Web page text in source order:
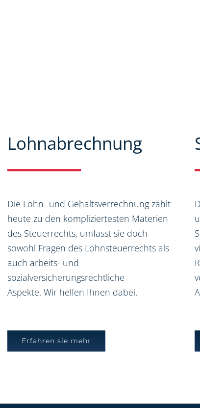
Lohnabrechnung
Die Lohn- und Gehaltsverrechnung zählt
heute zu den kompliziertesten Materien
des Steuerrechts, umfasst sie doch
sowohl Fragen des Lohnsteuerrechts als
auch arbeits- und
sozialversicherungsrechtliche
Aspekte. Wir helfen Ihnen dabei.
Erfahren sie mehr